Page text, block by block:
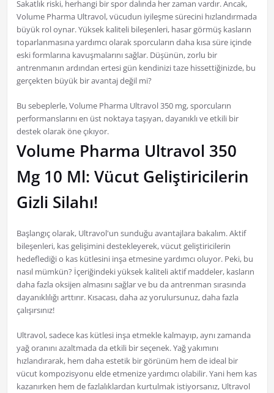
Sakatlık riski, herhangi bir spor dalında her zaman vardır. Ancak,
Volume Pharma Ultravol, vücudun iyileşme sürecini hızlandırmada
büyük rol oynar. Yüksek kaliteli bileşenleri, hasar görmüş kasların
toparlanmasına yardımcı olarak sporcuların daha kısa süre içinde
eski formlarına kavuşmalarını sağlar. Düşünün, zorlu bir
antrenmanın ardından ertesi gün kendinizi taze hissettiğinizde, bu
gerçekten büyük bir avantaj değil mi?
Bu sebeplerle, Volume Pharma Ultravol 350 mg, sporcuların
performanslarını en üst noktaya taşıyan, dayanıklı ve etkili bir
destek olarak öne çıkıyor.
Volume Pharma Ultravol 350
Mg 10 Ml: Vücut Geliştiricilerin
Gizli Silahı!
Başlangıç olarak, Ultravol'un sunduğu avantajlara bakalım. Aktif
bileşenleri, kas gelişimini destekleyerek, vücut geliştiricilerin
hedeflediği o kas kütlesini inşa etmesine yardımcı oluyor. Peki, bu
nasıl mümkün? İçeriğindeki yüksek kaliteli aktif maddeler, kasların
daha fazla oksijen almasını sağlar ve bu da antrenman sırasında
dayanıklılığı arttırır. Kısacası, daha az yorulursunuz, daha fazla
çalışırsınız!
Ultravol, sadece kas kütlesi inşa etmekle kalmayıp, aynı zamanda
yağ oranını azaltmada da etkili bir seçenek. Yağ yakımını
hızlandırarak, hem daha estetik bir görünüm hem de ideal bir
vücut kompozisyonu elde etmenize yardımcı olabilir. Yani hem kas
kazanırken hem de fazlalıklardan kurtulmak istiyorsanız, Ultravol